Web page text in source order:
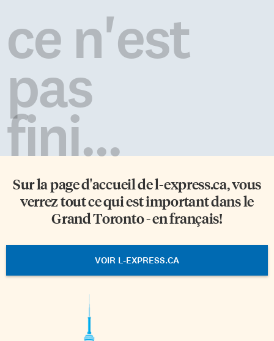
ce n'est
pas
fini...
Sur la page d'accueil del-express.ca, vous
verrez tout ce qui est important dans le
Grand Toronto - en français!
VOIR L-EXPRESS.CA